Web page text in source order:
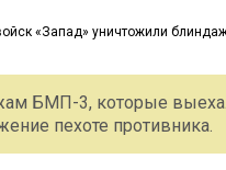
БМП-3, которые
пехоте противника.